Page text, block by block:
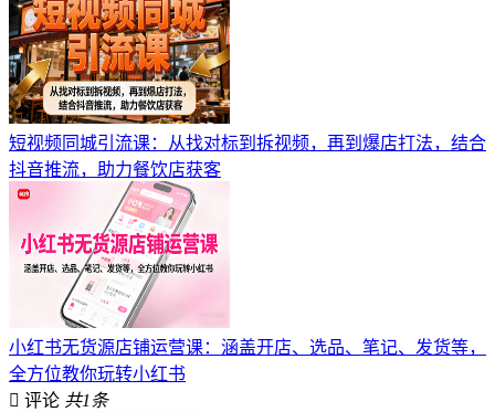
短视频同城引流课：从找对标到拆视频，再到爆店打法，结合
抖音推流，助力餐饮店获客
小红书无货源店铺运营课：涵盖开店、选品、笔记、发货等，
全方位教你玩转小红书
评论 共1条